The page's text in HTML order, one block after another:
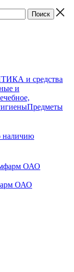
и средства
и
Предметы
наличию
ОАО